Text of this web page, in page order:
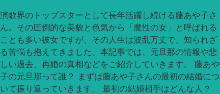
演歌界のトップスターとして長年活躍し続ける藤あや子さ
ん。その圧倒的な美貌と色気から「魔性の女」と呼ばれる
ことも多い彼女ですが、その人生は波乱万丈で、知られざ
る苦悩も抱えてきました。本記事では、元旦那の情報や悲
しい過去、再婚の真相などをご紹介していきます。 藤あや
子の元旦那って誰？ まずは藤あや子さんの最初の結婚につ
いて振り返っていきます。 最初の結婚相手はどんな人？